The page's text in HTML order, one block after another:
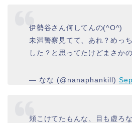
伊勢谷さん何してんの(^O^)
未満警察見てて、あれ？めっ
した？と思ってたけどまさか
— なな (@nanaphankill)
頬こけてたもんな、目も虚ろ